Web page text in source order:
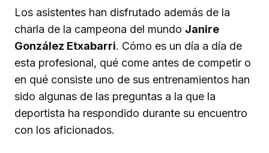
Los asistentes han disfrutado además de la
charla de la campeona del mundo Janire
González Etxabarri. Cómo es un día a día de
esta profesional, qué come antes de competir o
en qué consiste uno de sus entrenamientos han
sido algunas de las preguntas a la que la
deportista ha respondido durante su encuentro
con los aficionados.